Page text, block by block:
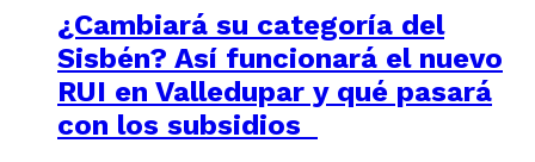
¿Cambiará su categoría del
Sisbén? Así funcionará el nuevo
RUI en Valledupar y qué pasará
con los subsidios